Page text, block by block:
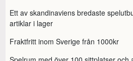
Ett av skandinaviens bredaste
artiklar i lager
Fraktfritt inom Sverige från 1000kr